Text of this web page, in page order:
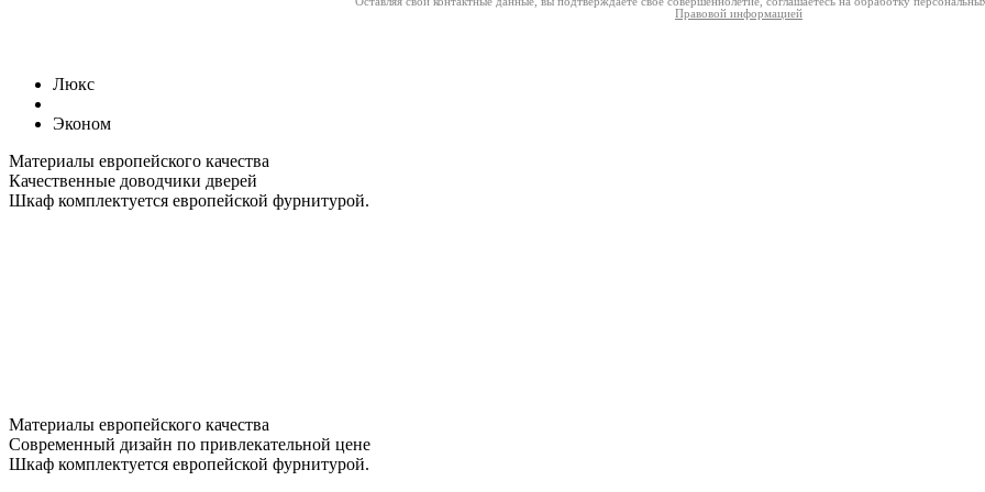
Правовой информацией
Люкс
Эконом
Материалы европейского качества
Качественные доводчики дверей
Шкаф комплектуется европейской фурнитурой.
Материалы европейского качества
Современный дизайн по привлекательной цене
Шкаф комплектуется европейской фурнитурой.